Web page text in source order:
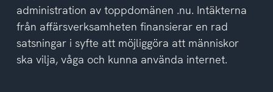
administration av toppdomänen .nu. Intäkterna
från affärsverksamheten finansierar en rad
satsningar i syfte att möjliggöra att människor
ska vilja, våga och kunna använda internet.